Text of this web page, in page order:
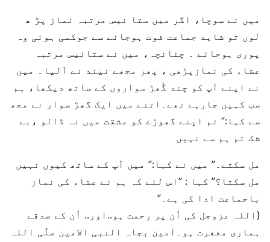
میں نے سوچا، اگر میں ستا ئیس مرتبہ نماز پڑ ھ
لوں تو شاید جماعت فوت ہوجانے سے جوکمی ہوئی وہ
پوری ہوجائے ۔ چنانچہ، میں نے ستائیس مرتبہ
عشاء کی نمازپڑھی ، پھر مجھے نیند نے آلیا۔ میں
نے اپنے آپ کو چند گُھڑ سواروں کے ساتھ دیکھا، ہم
سب کہیں جارہے تھے۔اتنے میں ایک گھڑ سوار نے مجھ
سے کہا:” تم اپنے گھوڑے کو مشقت میں نہ ڈالو ،بے
شک تم ہم سے نہیں
مل سکتے۔” میں نے کہا:” میں آپ کے ساتھ کیوں نہیں
مل سکتا؟” کہا : ”اس لئے کہ ہم نے عشاء کی نماز
باجماعت ادا کی ہے۔”
(اللہ عزوجل کی اُن پر رحمت ہو..اور.. اُن کے صدقے
ہماری مغفرت ہو۔آمین بجاہ النبی الامین صلَّی اللہ